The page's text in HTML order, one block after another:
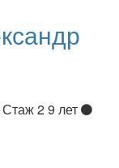
Стаж 2 9 лет